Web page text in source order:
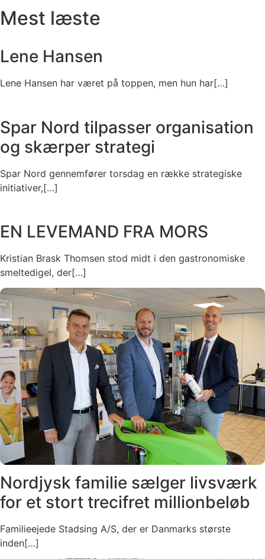
Mest læste
Lene Hansen
Lene Hansen har været på toppen, men hun har[…]
Spar Nord tilpasser organisation
og skærper strategi
Spar Nord gennemfører torsdag en række strategiske
initiativer,[…]
EN LEVEMAND FRA MORS
Kristian Brask Thomsen stod midt i den gastronomiske
smeltedigel, der[…]
Nordjysk familie sælger livsværk
for et stort trecifret millionbeløb
Familieejede Stadsing A/S, der er Danmarks største
inden[…]